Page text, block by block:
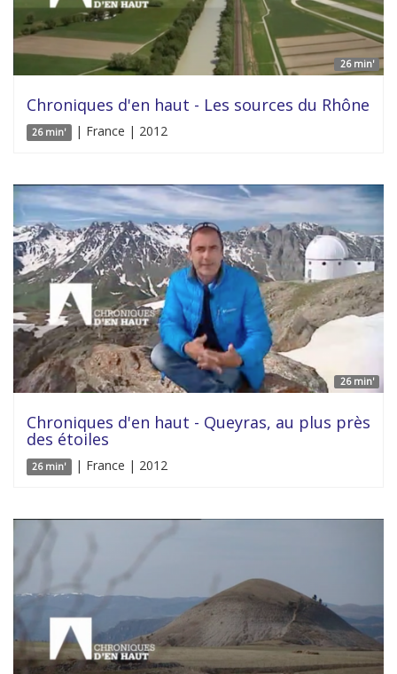
26 min'
Chroniques d'en haut - Les sources du Rhône
26 min' | France | 2012
26 min'
Chroniques d'en haut - Queyras, au plus près
des étoiles
26 min' | France | 2012